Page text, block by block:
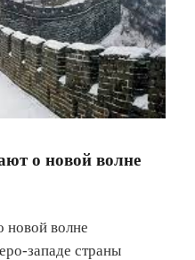
о новой волне
новой волне
западе страны